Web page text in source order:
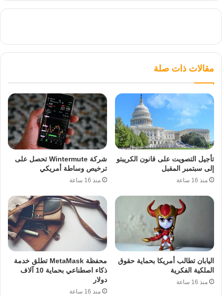
مقالات ذات صلة
تأجيل التصويت على قانون الكريبتو
إلى سبتمبر المقبل
منذ 16 ساعة
شركة Wintermute تحصل على
ترخيص وساطة أمريكي
منذ 16 ساعة
اليابان تطالب أمريكا بحماية حقوق
الملكية الفكرية
منذ 16 ساعة
محفظة MetaMask تطلق خدمة
ذكاء اصطناعي بحماية 10 آلاف
دولار
منذ 16 ساعة